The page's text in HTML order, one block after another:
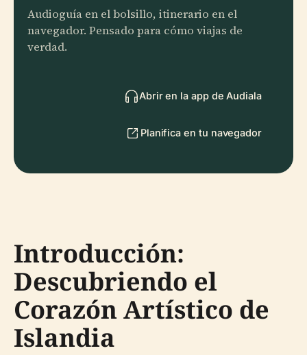
Audioguía en el bolsillo, itinerario en el
navegador. Pensado para cómo viajas de
verdad.
Abrir en la app de Audiala
Planifica en tu navegador
Introducción:
Descubriendo el
Corazón Artístico de
Islandia